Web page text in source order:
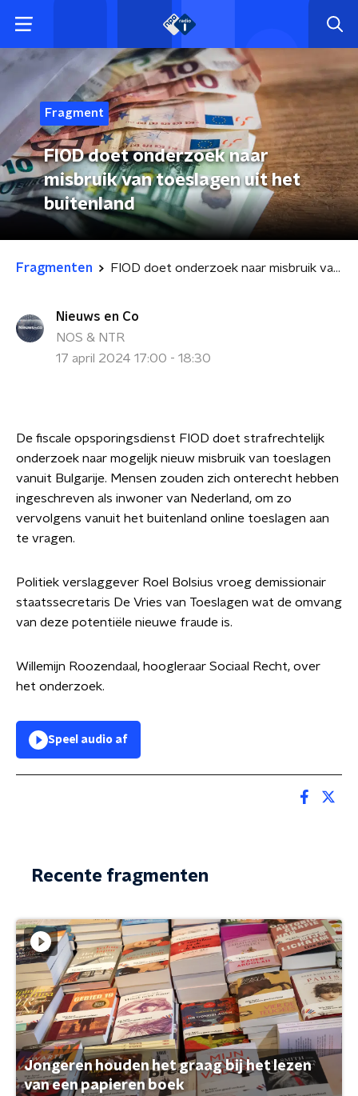
Fragment
FIOD doet onderzoek naar
misbruik van toeslagen uit het
buitenland
Fragmenten FIOD doet onderzoek naar misbruik van toeslagen uit het buitenland
Nieuws en Co
NOS & NTR
17 april 2024 17:00 - 18:30
De fiscale opsporingsdienst FIOD doet strafrechtelijk
onderzoek naar mogelijk nieuw misbruik van toeslagen
vanuit Bulgarije. Mensen zouden zich onterecht hebben
ingeschreven als inwoner van Nederland, om zo
vervolgens vanuit het buitenland online toeslagen aan
te vragen.
Politiek verslaggever Roel Bolsius vroeg demissionair
staatssecretaris De Vries van Toeslagen wat de omvang
van deze potentiële nieuwe fraude is.
Willemijn Roozendaal, hoogleraar Sociaal Recht, over
het onderzoek.
Speel audio af
Recente fragmenten
Jongeren houden het graag bij het lezen
van een papieren boek